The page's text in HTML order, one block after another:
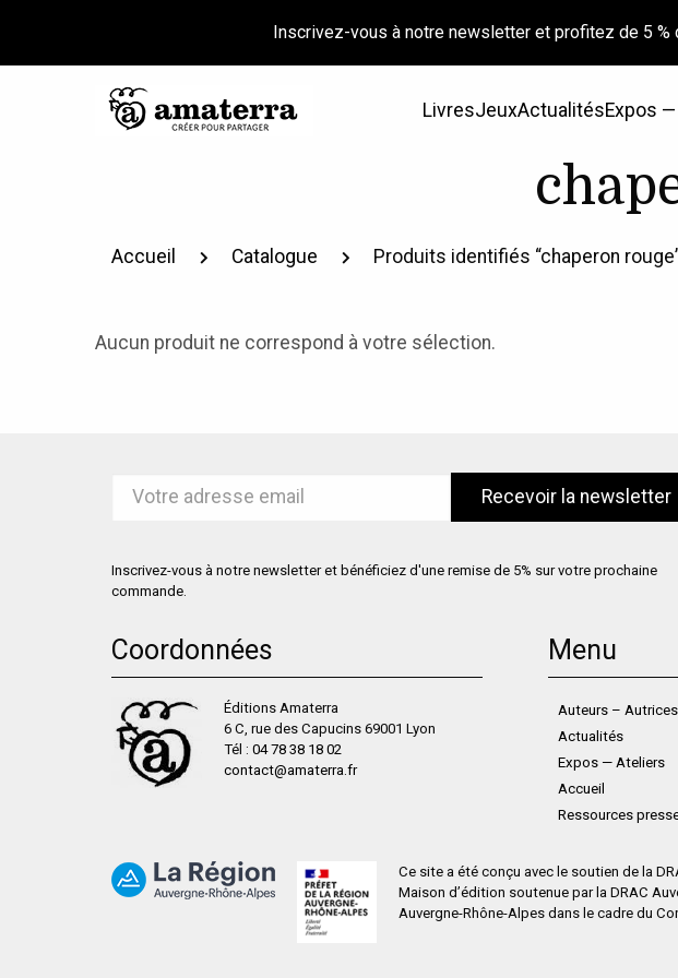
LivresJeuxActualitésExpos
Accueil Catalogue Produits identifiés “chaperon
Aucun produit ne correspond à votre sélection.
Inscrivez-vous à notre newsletter et bénéficiez d'une remise de 5% sur votre prochaine
commande.
Coordonnées
Éditions Amaterra
6 C, rue des Capucins 69001 Lyon
Tél : 04 78 38 18 02
contact@amaterra.fr
Menu
Auteurs – Autrices
Actualités
Expos — Ateliers
Accueil
Ressources
Ce site a été conçu avec le soutien de la
Maison d’édition soutenue par la DRAC
Auvergne-Rhône-Alpes dans le cadre du
Inscrivez-vous à notre newsletter et profitez de 5